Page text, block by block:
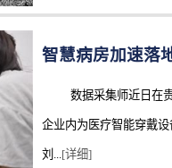
智慧病房加速落
数据采集师近日在
企业内为医疗智能穿戴
刘...[详细]